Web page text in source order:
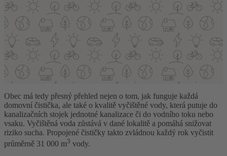
Obec má tedy přesný přehled nejen o tom, jak funguje každá
domovní čistička, ale také o kvalitě vyčištěné vody, která putuje do
kanalizačních stojek jednotné kanalizace či do vodního toku nebo
vsaku. Vyčištěná voda zůstává v dané lokalitě a pomáhá snižovat
riziko sucha. Propojené čističky takto zvládnou každý rok vyčistit
průměrně 31 000 m3 vody.